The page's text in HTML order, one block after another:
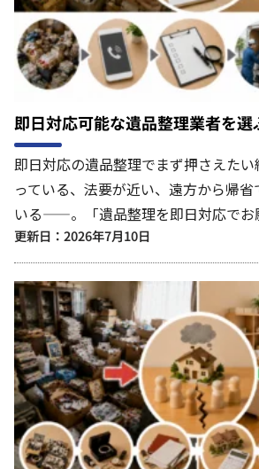
即日対応可能な遺品整理業者を選
即日対応の遺品整理でまず押さえた
っている、法要が近い、遠方から帰
いる——。「遺品整理を即日対応で
更新日：2026年7月10日